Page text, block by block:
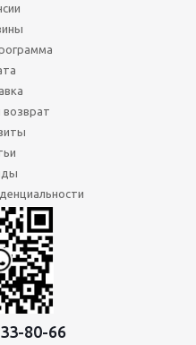
возврат
80-66